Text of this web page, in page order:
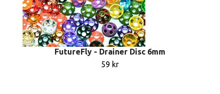
FutureFly - Drainer Disc 6mm
59 kr